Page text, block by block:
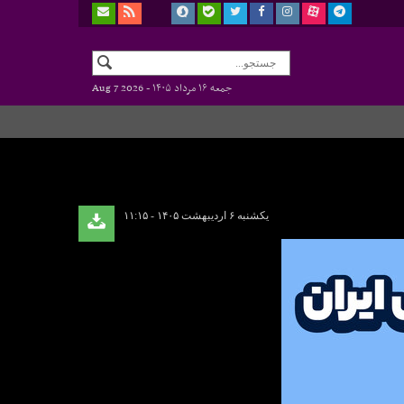
جمعه ۱۶ مرداد ۱۴۰۵ - Aug 7 2026
یکشنبه ۶ اردیبهشت ۱۴۰۵ - ۱۱:۱۵